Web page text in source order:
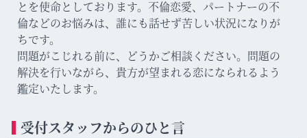
とを使命としております。不倫恋愛、パートナーの不
倫などのお悩みは、誰にも話せず苦しい状況になりが
ちです。
問題がこじれる前に、どうかご相談ください。問題の
解決を行いながら、貴方が望まれる恋になられるよう
鑑定いたします。
受付スタッフからのひと言